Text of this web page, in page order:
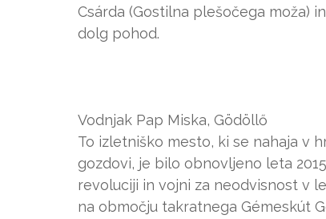
Csárda (Gostilna plešočega moža)
dolg pohod.
Vodnjak Pap Miska, Gödöllő
To izletniško mesto, ki se nahaja v
gozdovi, je bilo obnovljeno leta
revoluciji in vojni za neodvisnost v
na območju takratnega Gémeskút